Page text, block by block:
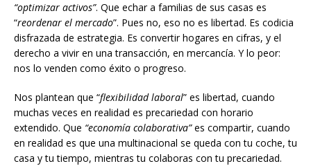
“optimizar activos”. Que echar a familias de sus casas es
“reordenar el mercado”. Pues no, eso no es libertad. Es codicia
disfrazada de estrategia. Es convertir hogares en cifras, y el
derecho a vivir en una transacción, en mercancía. Y lo peor:
nos lo venden como éxito o progreso.
Nos plantean que “flexibilidad laboral” es libertad, cuando
muchas veces en realidad es precariedad con horario
extendido. Que “economía colaborativa”es compartir, cuando
en realidad es que una multinacional se queda con tu coche, tu
casa y tu tiempo, mientras tu colaboras con tu precariedad.